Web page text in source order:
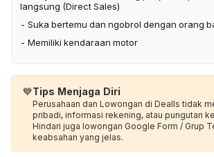
langsung (Direct Sales)
- Suka bertemu dan ngobrol dengan orang
- Memiliki kendaraan motor
💙Tips Menjaga Diri
Perusahaan dan Lowongan di Dealls tidak
pribadi, informasi rekening, atau pungutan
Hindari juga lowongan Google Form / Grup
keabsahan yang jelas.